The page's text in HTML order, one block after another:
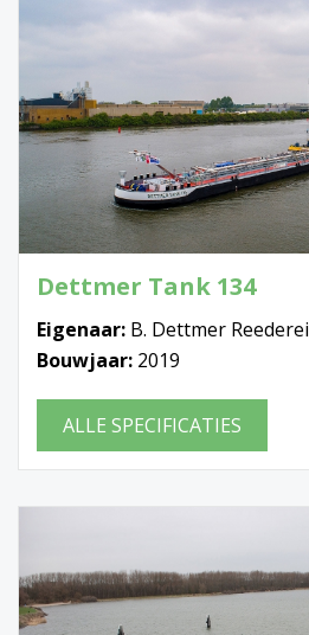
Dettmer Tank 134
Eigenaar: B. Dettmer Reederei
Bouwjaar: 2019
ALLE SPECIFICATIES